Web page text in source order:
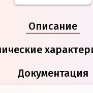
Описание
Документация